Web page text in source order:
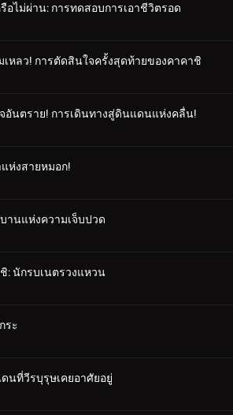
อไม่ผ่าน: การทดสอบการเอาชีวิตรอด
หลว! การตัดสินใจครั้งสุดท้ายของคาคาชิ
อันตราย! การเดินทางสู่ดินแดนแห่งคลื่น!
ห่งสายหมอก!
านแห่งความเจ็บปวด
: นักรบเนตรวงแหวน
ระ
นที่วีรบุรุษเคยอาศัยอยู่